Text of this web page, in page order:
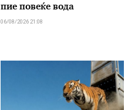
пие повеќе вода
06/08/2026 21:08